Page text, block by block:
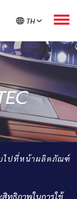
TH
ไปที่หน้าผลิตภัณฑ์
สิทธิภาพในการใช้